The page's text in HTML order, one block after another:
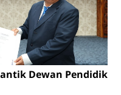
Dewan Pendidikan